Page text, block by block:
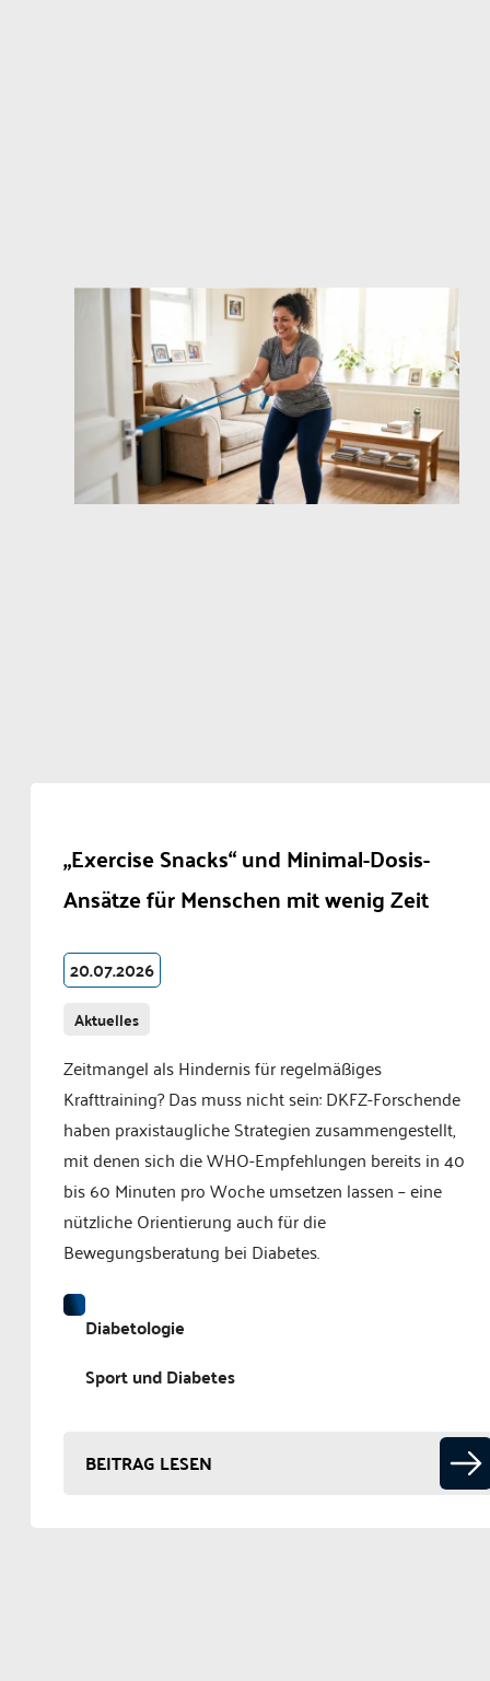
„Exercise Snacks“ und Minimal-Dosis-
Ansätze für Menschen mit wenig Zeit
20.07.2026
Aktuelles
Zeitmangel als Hindernis für regelmäßiges
Krafttraining? Das muss nicht sein: DKFZ-Forschende
haben praxistaugliche Strategien zusammengestellt,
mit denen sich die WHO-Empfehlungen bereits in 40
bis 60 Minuten pro Woche umsetzen lassen – eine
nützliche Orientierung auch für die
Bewegungsberatung bei Diabetes.
Diabetologie
Sport und Diabetes
BEITRAG LESEN